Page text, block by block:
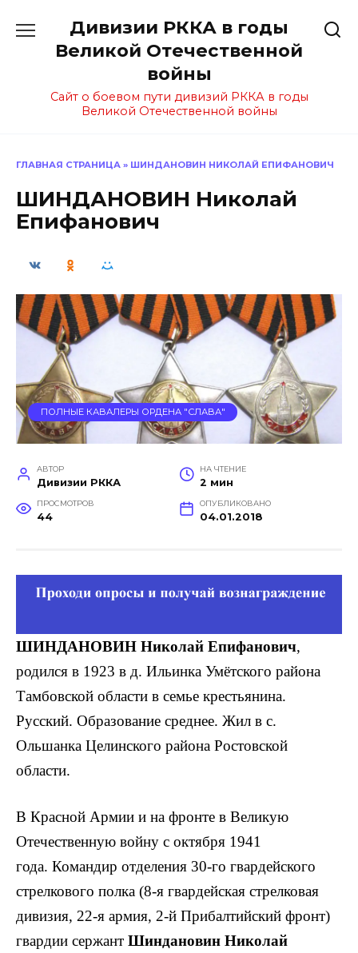
содержанию
Дивизии РККА в годы
Великой Отечественной
войны
Сайт о боевом пути дивизий РККА в годы
Великой Отечественной войны
ГЛАВНАЯ СТРАНИЦА » ШИНДАНОВИН НИКОЛАЙ ЕПИФАНОВИЧ
ШИНДАНОВИН Николай
Епифанович
ПОЛНЫЕ КАВАЛЕРЫ ОРДЕНА "СЛАВА"
АВТОР
Дивизии РККА
НА ЧТЕНИЕ
2 мин
ПРОСМОТРОВ
44
ОПУБЛИКОВАНО
04.01.2018
ШИНДАНОВИН Николай Епифанович,
родился в 1923 в д. Ильинка Умётского района
Тамбовской области в семье крестьянина.
Русский. Образование среднее. Жил в с.
Ольшанка Целинского района Ростовской
области.
В Красной Армии и на фронте в Великую
Отечественную войну с октября 1941
года. Командир отделения 30-го гвардейского
стрелкового по­лка (8-я гвардейская стрелковая
дивизия, 22-я армия, 2-й Прибалтийский фронт)
гвардии сержант Шиндановин Николай